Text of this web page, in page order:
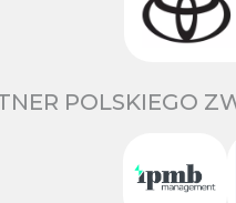
POLSKIEGO